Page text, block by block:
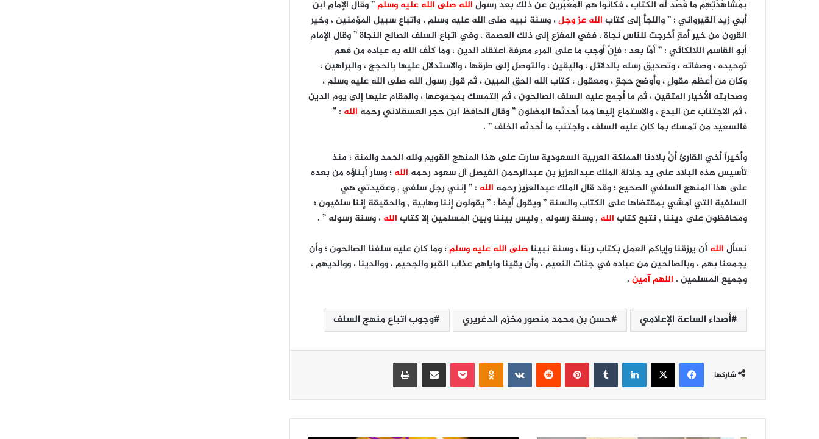
بمُشاهَدَتِهِم ما قَصَد لَه الكتاب ، فكانوا هم المُعَبِّرين عن ذلك بعد رسول الله صلى الله عليه وسلم ” وقال الإمام ابن
أبي زيد القيرواني : ” واللجأ إلى كتاب الله عز وجل، وسنة نبيه صلى الله عليه وسلم ، واتباع سبيل المؤمنين ، وخير
القرون من خير أمةٍ أخرجت للناس نجاة ، ففي المفزع إلى ذلك العصمة ، وفي اتباع السلف الصالح النجاة ” وقال الإمام
أبو القاسم اللالكائي : ” أمَّا بعد : فإنَّ أوجب ما على المرء معرفة اعتقاد الدين ، وما كلَّف الله به عباده من فهم
توحيده ، وصفاته ، وتصديق رسله بالدلائل ، واليقين ، والتوصل إلى طرقها ، والاستدلال عليها بالحجج ، والبراهين ،
وكان من أعظم مقولٍ ، وأوضح حجةٍ ، ومعقول ، كتاب الله الحق المبين ، ثم قول رسول الله صلى الله عليه وسلم ،
وصحابته الأخيار المتقين ، ثم ما أجمع عليه السلف الصالحون ، ثم التمسك بمجموعها ، والمقام عليها إلى يوم الدين
، ثم الاجتناب عن البدع ، والاستماع إليها مما أحدثها المضلون ” وقال الحافظ ابن حجر العسقلاني رحمه الله : ”
فالسعيد من تمسك بما كان عليه السلف ، واجتنب ما أحدثه الخلف ” .
وأخيراً أخي القارئ أنَّ بلادنا المملكة العربية السعودية سارت على هذا المنهج القويم ولله الحمد والمنة ؛ منذ
تأسيس هذه البلاد على يد جلالة الملك عبدالعزيز بن عبدالرحمن الفيصل آل سعود رحمه الله ؛ وسار أبناؤه من بعده
على هذا المنهج السلفي الصحيح ؛ وقد قال الملك عبدالعزيز رحمه الله : ” إنني رجل سلفي , وعقيدتي هي
السلفية التي امشي بمقتضاها على الكتاب والسنة ” ويقول أيضاً : ” يقولون إننا وهابية , والحقيقة إننا سلفيون ؛
ومحافظون على ديننا , نتبع كتاب الله , وسنة رسوله , وليس بيننا وبين المسلمين إلا كتاب الله ، وسنة رسوله ” .
نسأل الله أن يرزقنا وإياكم العمل بكتاب ربنا ، وسنة نبينا صلى الله عليه وسلم ؛ وما كان عليه سلفنا الصالحون ؛ وأن
يجمعنا بهم ، وبالصالحين من عباده في جنات النعيم ، وأن يقينا واياهم عذاب القبر والجحيم ، ووالدينا ، ووالديهم ،
وجميع المسلمين . اللهم آمين .
أصداء الساعة الإعلامي حسن بن محمد منصور مخزم الدغريري وجوب اتباع منهج السلف
شاركها
فيسبوك ‫X لينكدإن بينتيريست مشاركة عبر البريد